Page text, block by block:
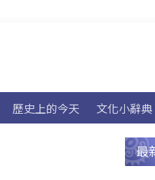
歷史上的今天 文化小辭典
最